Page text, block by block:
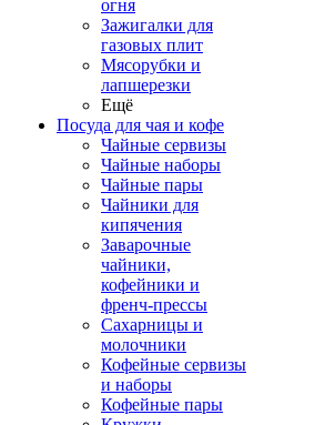
огня
Зажигалки для
газовых плит
Мясорубки и
лапшерезки
Ещё
Посуда для чая и кофе
Чайные сервизы
Чайные наборы
Чайные пары
Чайники для
кипячения
Заварочные
чайники,
кофейники и
френч-прессы
Сахарницы и
молочники
Кофейные сервизы
и наборы
Кофейные пары